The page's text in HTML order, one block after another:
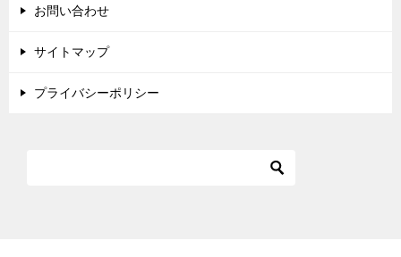
お問い合わせ
サイトマップ
プライバシーポリシー